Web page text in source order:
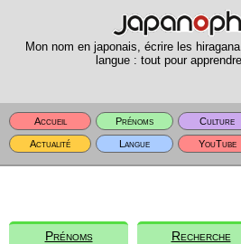
Mon nom en japonais, écrire les
langue : tout pour
Accueil Prénoms Culture
Actualité
Langue YouTube
Prénoms Recherche